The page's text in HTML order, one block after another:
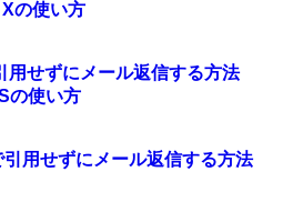
の使い方
用せずにメール返信する方法
の使い方
用せずにメール返信する方法